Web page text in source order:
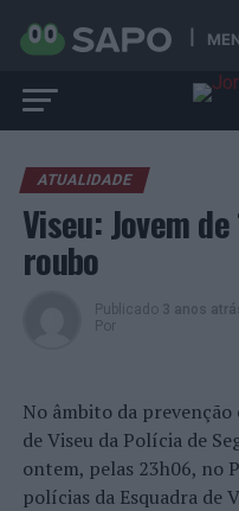
ATUALIDADE
Viseu: Jovem
roubo
Publicado 3 anos
Por
No âmbito da
de Viseu da Polícia de
ontem, pelas 23h06, no
polícias da Esquadra de